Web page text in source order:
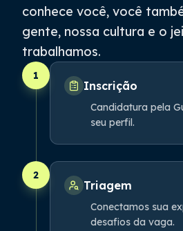
conhece você, você
gente, nossa cultura e o
trabalhamos.
1
Inscrição
Candidatura pela
seu perfil.
2
Triagem
Conectamos sua
desafios da vaga.